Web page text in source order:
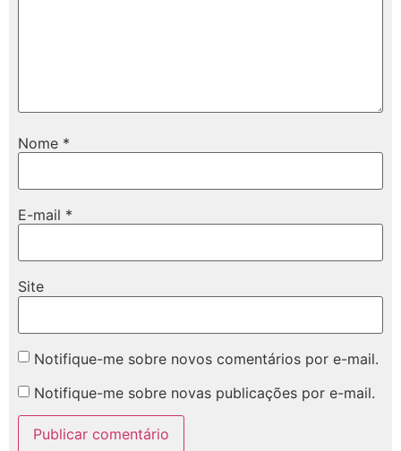
Nome *
E-mail *
Site
Notifique-me sobre novos comentários por e-mail.
Notifique-me sobre novas publicações por e-mail.